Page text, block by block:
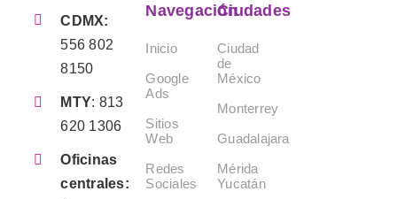
CDMX:
556 802
8150
MTY: 813
620 1306
Oficinas
centrales:
Navegación
Inicio
Google
Ads
Sitios
Web
Redes
Sociales
Ciudades
Ciudad
de
México
Monterrey
Guadalajara
Mérida
Yucatán